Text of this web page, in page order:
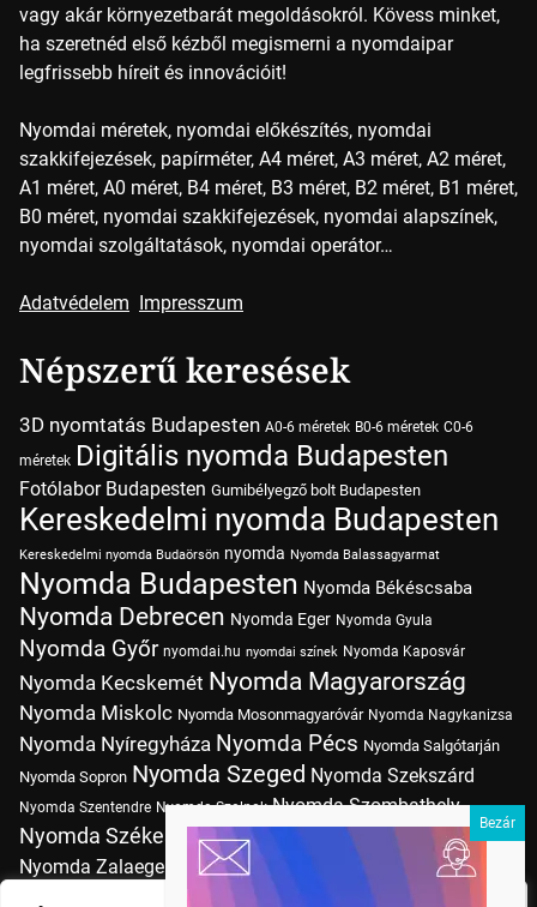
vagy akár környezetbarát megoldásokról. Kövess minket,
ha szeretnéd első kézből megismerni a nyomdaipar
legfrissebb híreit és innovációit!
Nyomdai méretek, nyomdai előkészítés, nyomdai
szakkifejezések, papírméter, A4 méret, A3 méret, A2 méret,
A1 méret, A0 méret, B4 méret, B3 méret, B2 méret, B1 méret,
B0 méret, nyomdai szakkifejezések, nyomdai alapszínek,
nyomdai szolgáltatások, nyomdai operátor…
Adatvédelem Impresszum
Népszerű keresések
3D nyomtatás Budapesten A0-6 méretek B0-6 méretek C0-6
méretek Digitális nyomda Budapesten
Fotólabor Budapesten Gumibélyegző bolt Budapesten
Kereskedelmi nyomda Budapesten
Kereskedelmi nyomda Budaörsön nyomda Nyomda Balassagyarmat
Nyomda Budapesten Nyomda Békéscsaba
Nyomda Debrecen Nyomda Eger Nyomda Gyula
Nyomda Győr nyomdai.hu nyomdai színek Nyomda Kaposvár
Nyomda Kecskemét Nyomda Magyarország
Nyomda Miskolc Nyomda Mosonmagyaróvár Nyomda Nagykanizsa
Nyomda Nyíregyháza Nyomda Pécs Nyomda Salgótarján
Nyomda Sopron Nyomda Szeged Nyomda Szekszárd
Nyomda Szentendre Nyomda Szolnok Nyomda Szombathely
Nyomda Székesfehérvár Nyomda Tatabánya Nyomda Vác
Nyomda Zalaegerszeg Nyomda Érd nyomtatás
Nyomtatás Budapesten